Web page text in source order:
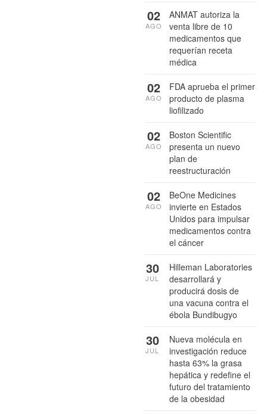
ANMAT autoriza la
venta libre de 10
medicamentos que
requerían receta
médica
02
AGO
FDA aprueba el primer
producto de plasma
liofilizado
02
AGO
Boston Scientific
presenta un nuevo
plan de
reestructuración
02
AGO
BeOne Medicines
invierte en Estados
Unidos para impulsar
medicamentos contra
el cáncer
02
AGO
Hilleman Laboratories
desarrollará y
producirá dosis de
una vacuna contra el
ébola Bundibugyo
30
JUL
Nueva molécula en
investigación reduce
hasta 63% la grasa
hepática y redefine el
futuro del tratamiento
de la obesidad
30
JUL